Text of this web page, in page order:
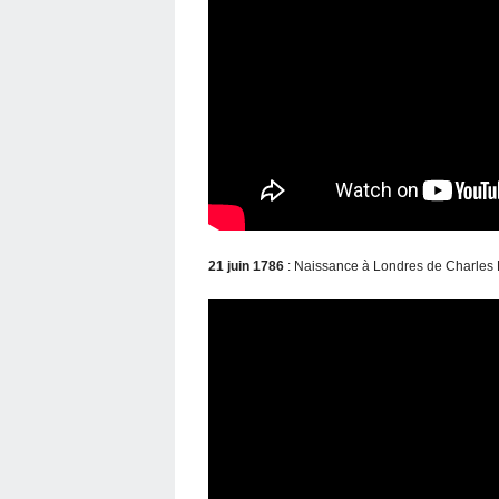
21 juin 1786 : Naissance à Londres de